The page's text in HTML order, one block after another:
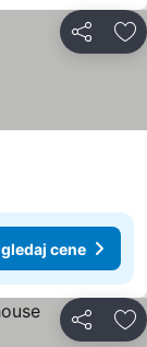
Deli
cene
Deli